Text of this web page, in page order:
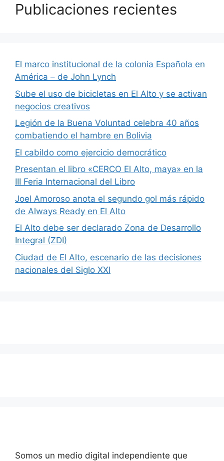
Publicaciones recientes
El marco institucional de la colonia Española en
América – de John Lynch
Sube el uso de bicicletas en El Alto y se activan
negocios creativos
Legión de la Buena Voluntad celebra 40 años
combatiendo el hambre en Bolivia
El cabildo como ejercicio democrático
Presentan el libro «CERCO El Alto, maya» en la
III Feria Internacional del Libro
Joel Amoroso anota el segundo gol más rápido
de Always Ready en El Alto
El Alto debe ser declarado Zona de Desarrollo
Integral (ZDI)
Ciudad de El Alto, escenario de las decisiones
nacionales del Siglo XXI
Somos un medio digital independiente que